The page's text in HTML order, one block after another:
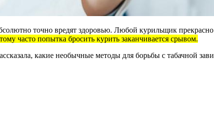
точно вредят здоровью. Любой курильщик
часто попытка бросить курить заканчивается срывом.
какие необычные методы для борьбы с табачной